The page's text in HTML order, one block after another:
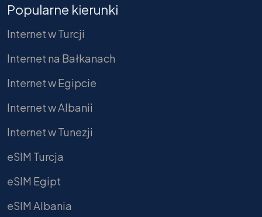
Popularne kierunki
Internet w Turcji
Internet na Bałkanach
Internet w Egipcie
Internet w Albanii
Internet w Tunezji
eSIM Turcja
eSIM Egipt
eSIM Albania